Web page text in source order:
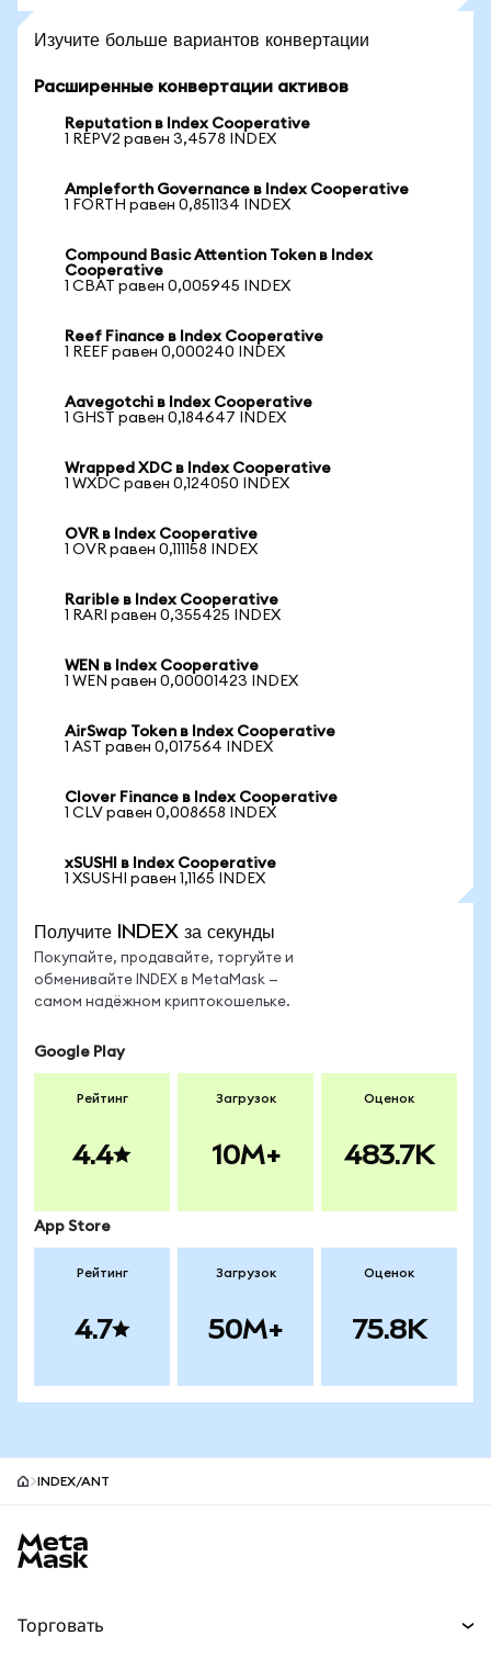
Изучите больше вариантов конвертации
Расширенные конвертации активов
Reputation в Index Cooperative
1 REPV2 равен 3,4578 INDEX
Ampleforth Governance в Index Cooperative
1 FORTH равен 0,851134 INDEX
Compound Basic Attention Token в Index
Cooperative
1 CBAT равен 0,005945 INDEX
Reef Finance в Index Cooperative
1 REEF равен 0,000240 INDEX
Aavegotchi в Index Cooperative
1 GHST равен 0,184647 INDEX
Wrapped XDC в Index Cooperative
1 WXDC равен 0,124050 INDEX
OVR в Index Cooperative
1 OVR равен 0,111158 INDEX
Rarible в Index Cooperative
1 RARI равен 0,355425 INDEX
WEN в Index Cooperative
1 WEN равен 0,00001423 INDEX
AirSwap Token в Index Cooperative
1 AST равен 0,017564 INDEX
Clover Finance в Index Cooperative
1 CLV равен 0,008658 INDEX
xSUSHI в Index Cooperative
1 XSUSHI равен 1,1165 INDEX
Получите INDEX за секунды
Покупайте, продавайте, торгуйте и
обменивайте INDEX в MetaMask —
самом надёжном криптокошельке.
Google Play
Рейтинг
4.4
Загрузок
10M+
Оценок
483.7K
App Store
Рейтинг
4.7
Загрузок
50M+
Оценок
75.8K
INDEX/ANT
Торговать